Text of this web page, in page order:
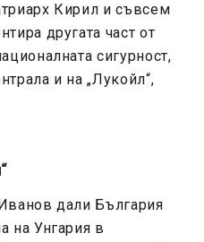
Кирил и съвсем
другата част от
сигурност,
и на „Лукойл“,
дали България
на Унгария в